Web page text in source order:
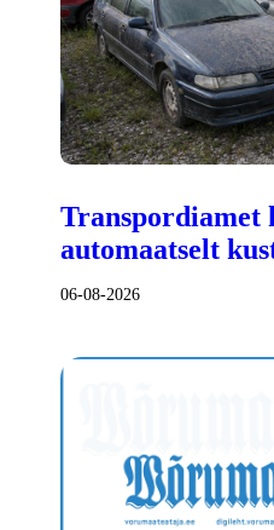
Transpordiamet
automaatselt
06-08-2026